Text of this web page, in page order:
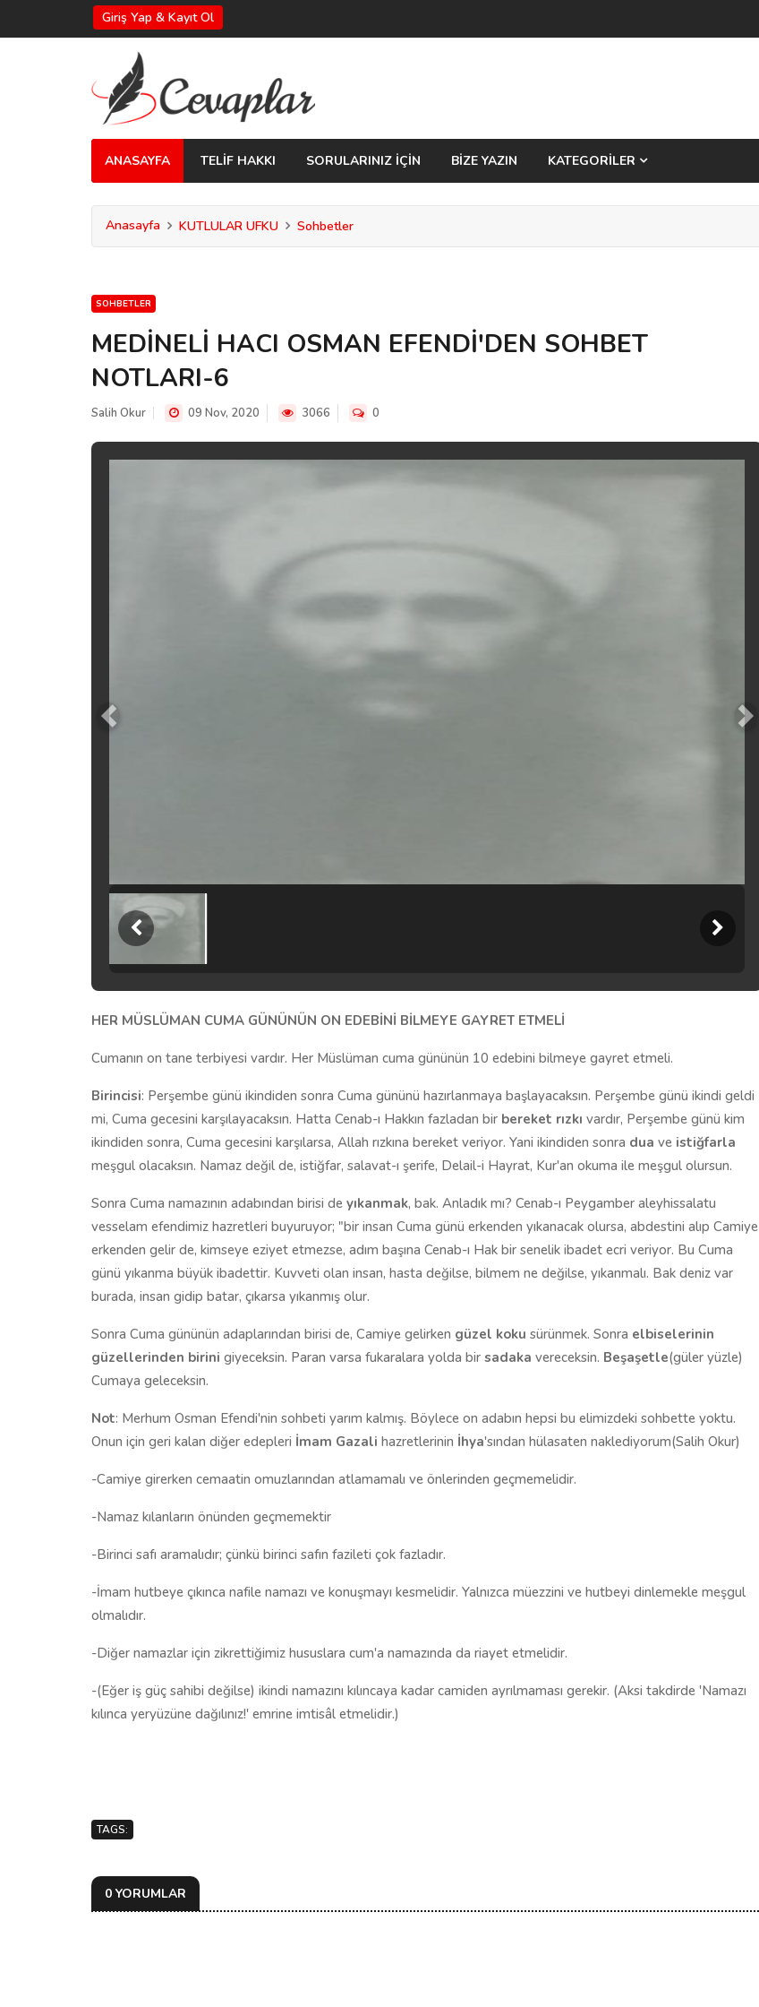
Giriş Yap & Kayıt Ol
ANASAYFA TELİF HAKKI SORULARINIZ İÇİN BİZE YAZIN KATEGORİLER
Anasayfa KUTLULAR UFKU Sohbetler
SOHBETLER
MEDİNELİ HACI OSMAN EFENDİ'DEN SOHBET
NOTLARI-6
Salih Okur 09 Nov, 2020 3066 0
HER MÜSLÜMAN CUMA GÜNÜNÜN ON EDEBİNİ BİLMEYE GAYRET ETMELİ
Cumanın on tane terbiyesi vardır. Her Müslüman cuma gününün 10 edebini bilmeye gayret etmeli.
Birincisi: Perşembe günü ikindiden sonra Cuma gününü hazırlanmaya başlayacaksın. Perşembe günü ikindi geldi
mi, Cuma gecesini karşılayacaksın. Hatta Cenab-ı Hakkın fazladan bir bereket rızkı vardır, Perşembe günü kim
ikindiden sonra, Cuma gecesini karşılarsa, Allah rızkına bereket veriyor. Yani ikindiden sonra dua ve istiğfarla
meşgul olacaksın. Namaz değil de, istiğfar, salavat-ı şerife, Delail-i Hayrat, Kur'an okuma ile meşgul olursun.
Sonra Cuma namazının adabından birisi de yıkanmak, bak. Anladık mı? Cenab-ı Peygamber aleyhissalatu
vesselam efendimiz hazretleri buyuruyor; "bir insan Cuma günü erkenden yıkanacak olursa, abdestini alıp Camiye
erkenden gelir de, kimseye eziyet etmezse, adım başına Cenab-ı Hak bir senelik ibadet ecri veriyor. Bu Cuma
günü yıkanma büyük ibadettir. Kuvveti olan insan, hasta değilse, bilmem ne değilse, yıkanmalı. Bak deniz var
burada, insan gidip batar, çıkarsa yıkanmış olur.
Sonra Cuma gününün adaplarından birisi de, Camiye gelirken güzel koku sürünmek. Sonra elbiselerinin
güzellerinden birini giyeceksin. Paran varsa fukaralara yolda bir sadaka vereceksin. Beşaşetle(güler yüzle)
Cumaya geleceksin.
Not: Merhum Osman Efendi'nin sohbeti yarım kalmış. Böylece on adabın hepsi bu elimizdeki sohbette yoktu.
Onun için geri kalan diğer edepleri İmam Gazali hazretlerinin İhya'sından hülasaten naklediyorum(Salih Okur)
-Camiye girerken cemaatin omuzlarından atlamamalı ve önlerinden geçmemelidir.
-Namaz kılanların önünden geçmemektir
-Birinci safı aramalıdır; çünkü birinci safın fazileti çok fazladır.
-İmam hutbeye çıkınca nafile namazı ve konuşmayı kesmelidir. Yalnızca müezzini ve hutbeyi dinlemekle meşgul
olmalıdır.
-Diğer namazlar için zikrettiğimiz hususlara cum'a namazında da riayet etmelidir.
-(Eğer iş güç sahibi değilse) ikindi namazını kılıncaya kadar camiden ayrılmaması gerekir. (Aksi takdirde 'Namazı
kılınca yeryüzüne dağılınız!' emrine imtisâl etmelidir.)
TAGS:
0 YORUMLAR